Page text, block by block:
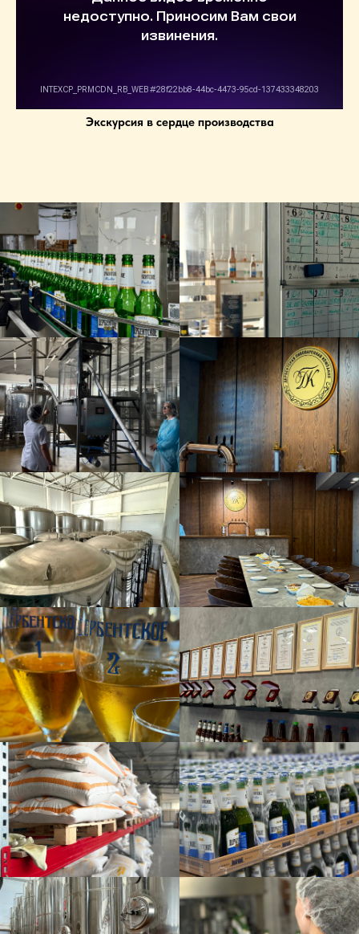
Экскурсия в сердце производства